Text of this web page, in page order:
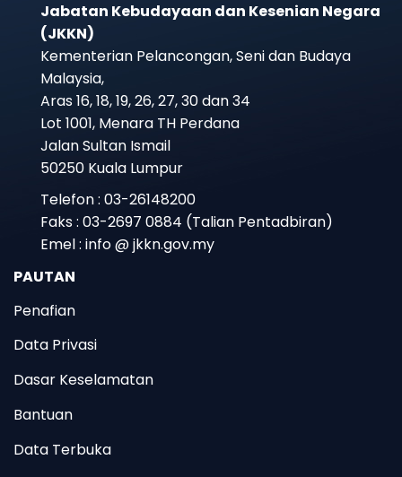
Jabatan Kebudayaan dan Kesenian Negara
(JKKN)
Kementerian Pelancongan, Seni dan Budaya
Malaysia,
Aras 16, 18, 19, 26, 27, 30 dan 34
Lot 1001, Menara TH Perdana
Jalan Sultan Ismail
50250 Kuala Lumpur
Telefon : 03-26148200
Faks : 03-2697 0884 (Talian Pentadbiran)
Emel : info @ jkkn.gov.my
PAUTAN
Penafian
Data Privasi
Dasar Keselamatan
Bantuan
Data Terbuka